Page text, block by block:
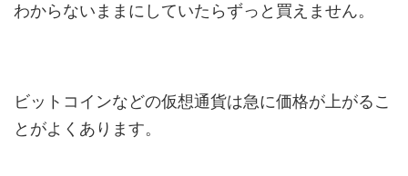
わからないままにしていたらずっと買えません。
ビットコインなどの仮想通貨は急に価格が上がるこ
とがよくあります。